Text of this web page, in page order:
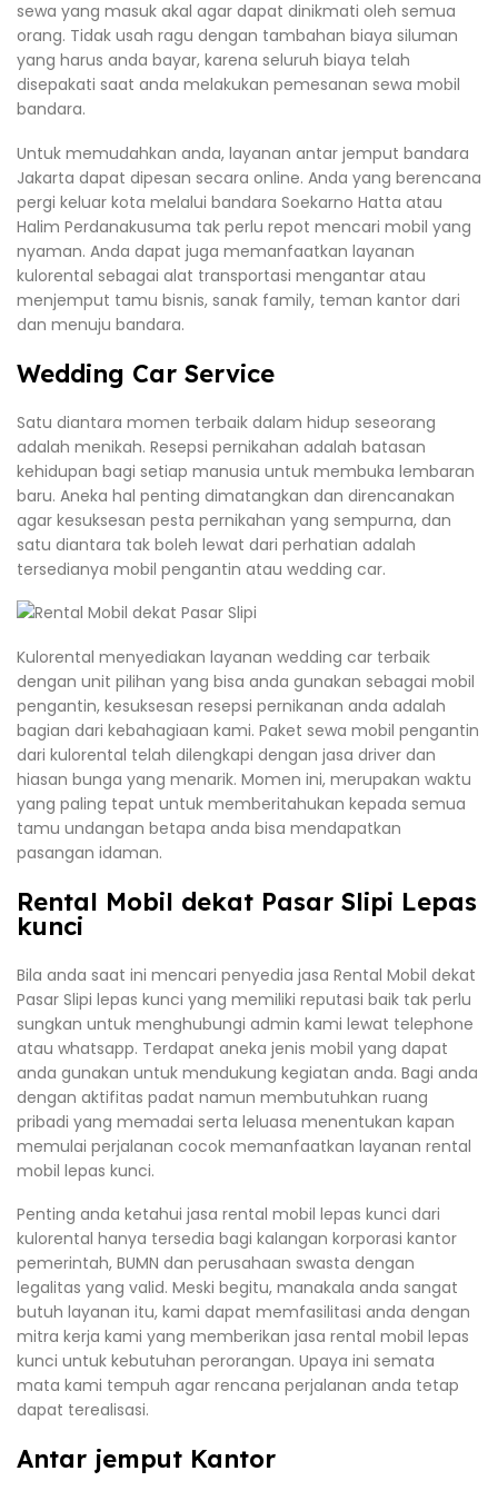
sewa yang masuk akal agar dapat dinikmati oleh semua
orang. Tidak usah ragu dengan tambahan biaya siluman
yang harus anda bayar, karena seluruh biaya telah
disepakati saat anda melakukan pemesanan sewa mobil
bandara.
Untuk memudahkan anda, layanan antar jemput bandara
Jakarta dapat dipesan secara online. Anda yang berencana
pergi keluar kota melalui bandara Soekarno Hatta atau
Halim Perdanakusuma tak perlu repot mencari mobil yang
nyaman. Anda dapat juga memanfaatkan layanan
kulorental sebagai alat transportasi mengantar atau
menjemput tamu bisnis, sanak family, teman kantor dari
dan menuju bandara.
Wedding Car Service
Satu diantara momen terbaik dalam hidup seseorang
adalah menikah. Resepsi pernikahan adalah batasan
kehidupan bagi setiap manusia untuk membuka lembaran
baru. Aneka hal penting dimatangkan dan direncanakan
agar kesuksesan pesta pernikahan yang sempurna, dan
satu diantara tak boleh lewat dari perhatian adalah
tersedianya mobil pengantin atau wedding car.
Kulorental menyediakan layanan wedding car terbaik
dengan unit pilihan yang bisa anda gunakan sebagai mobil
pengantin, kesuksesan resepsi pernikanan anda adalah
bagian dari kebahagiaan kami. Paket sewa mobil pengantin
dari kulorental telah dilengkapi dengan jasa driver dan
hiasan bunga yang menarik. Momen ini, merupakan waktu
yang paling tepat untuk memberitahukan kepada semua
tamu undangan betapa anda bisa mendapatkan
pasangan idaman.
Rental Mobil dekat Pasar Slipi Lepas
kunci
Bila anda saat ini mencari penyedia jasa Rental Mobil dekat
Pasar Slipi lepas kunci yang memiliki reputasi baik tak perlu
sungkan untuk menghubungi admin kami lewat telephone
atau whatsapp. Terdapat aneka jenis mobil yang dapat
anda gunakan untuk mendukung kegiatan anda. Bagi anda
dengan aktifitas padat namun membutuhkan ruang
pribadi yang memadai serta leluasa menentukan kapan
memulai perjalanan cocok memanfaatkan layanan rental
mobil lepas kunci.
Penting anda ketahui jasa rental mobil lepas kunci dari
kulorental hanya tersedia bagi kalangan korporasi kantor
pemerintah, BUMN dan perusahaan swasta dengan
legalitas yang valid. Meski begitu, manakala anda sangat
butuh layanan itu, kami dapat memfasilitasi anda dengan
mitra kerja kami yang memberikan jasa rental mobil lepas
kunci untuk kebutuhan perorangan. Upaya ini semata
mata kami tempuh agar rencana perjalanan anda tetap
dapat terealisasi.
Antar jemput Kantor